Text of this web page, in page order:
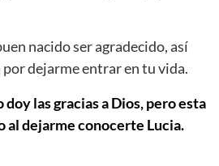
nacido ser agradecido, así
por dejarme entrar en tu vida.
las gracias a Dios, pero esta
al dejarme conocerte Lucia.